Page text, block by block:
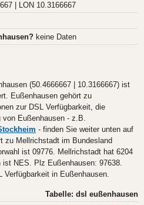
| LON 10.3166667
keine Daten
(50.4666667 | 10.3166667) ist
Eußenhausen gehört zu
zur DSL Verfügbarkeit, die
von Eußenhausen - z.B.
- finden Sie weiter unten auf
zu Mellrichstadt im Bundesland
ist 09776. Mellrichstadt hat 6204
ist NES. Plz Eußenhausen: 97638.
Verfügbarkeit in Eußenhausen.
Tabelle: dsl eußenhausen